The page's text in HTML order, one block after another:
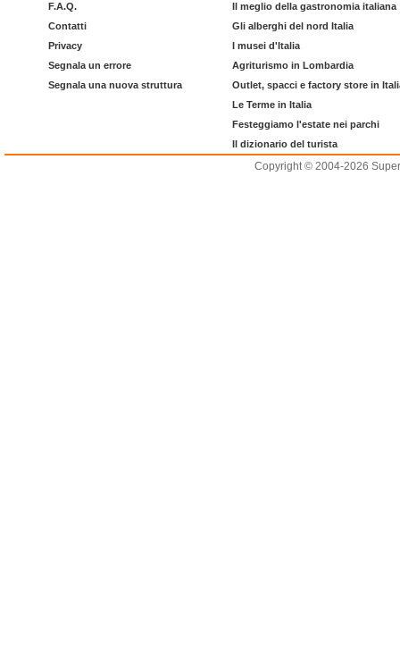
F.A.Q.
Contatti
Privacy
Segnala un errore
Segnala una nuova struttura
Il meglio della gastronomia italiana
Gli alberghi del nord Italia
I musei d'Italia
Agriturismo in Lombardia
Outlet, spacci e factory store in
Le Terme in Italia
Festeggiamo l'estate nei parchi
Il dizionario del turista
Copyright © 2004-2026